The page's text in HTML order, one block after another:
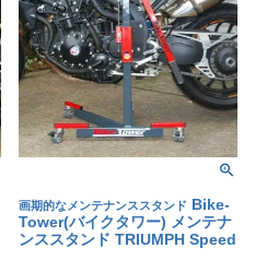
画期的なメンテナンススタンド Bike-
Tower(バイクタワー) メンテナ
ンススタンド TRIUMPH Speed